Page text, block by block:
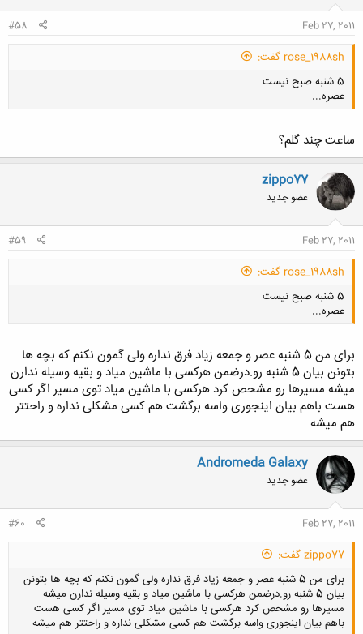
Feb 27, 2011
#58
rose_1988sh گفت:
5 شنبه صبح نیست
عصره...
ساعت چند گلم؟
zippo77
عضو جدید
Feb 27, 2011
#59
rose_1988sh گفت:
5 شنبه صبح نیست
عصره...
کلیک کنید تا باز شود...
برای من 5 شنبه عصر و جمعه زیاد فرق نداره ولی گمون نکنم که بچه ها
بتونن بیان 5 شنبه رو.درضمن هرکسی با ماشین میاد و بقیه وسیله ندارن
میشه مسیرها رو مشحص کرد هرکسی با ماشین میاد توی مسیر اگر کسی
هست باهم بیان اینجوری واسه برگشت هم کسی مشکلی نداره و راحتتر
هم میشه
Andromeda Galaxy
عضو جدید
Feb 27, 2011
#60
zippo77 گفت:
برای من 5 شنبه عصر و جمعه زیاد فرق نداره ولی گمون نکنم که بچه ها بتونن
بیان 5 شنبه رو.درضمن هرکسی با ماشین میاد و بقیه وسیله ندارن میشه
مسیرها رو مشحص کرد هرکسی با ماشین میاد توی مسیر اگر کسی هست
باهم بیان اینجوری واسه برگشت هم کسی مشکلی نداره و راحتتر هم میشه